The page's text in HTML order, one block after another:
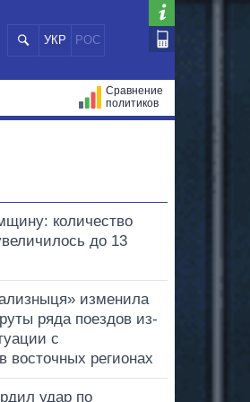
УКР РОС
Сравнение
политиков
количество
до 13
изменила
ряда поездов из-
с
восточных регионах
удар по